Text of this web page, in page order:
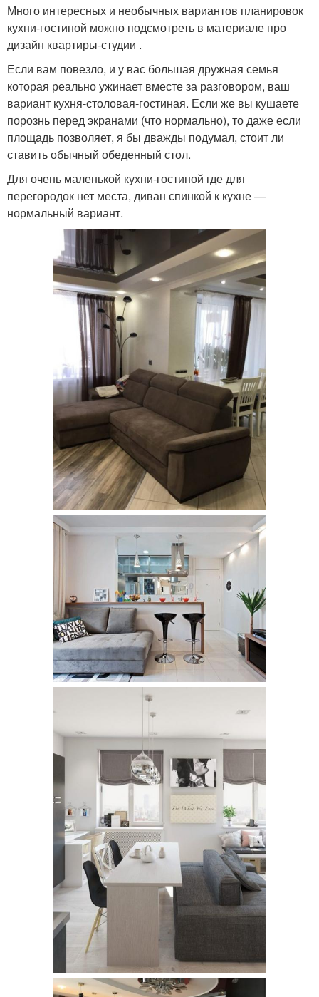
Много интересных и необычных вариантов планировок
кухни-гостиной можно подсмотреть в материале про
дизайн квартиры-студии .
Если вам повезло, и у вас большая дружная семья
которая реально ужинает вместе за разговором, ваш
вариант кухня-столовая-гостиная. Если же вы кушаете
порознь перед экранами (что нормально), то даже если
площадь позволяет, я бы дважды подумал, стоит ли
ставить обычный обеденный стол.
Для очень маленькой кухни-гостиной где для
перегородок нет места, диван спинкой к кухне —
нормальный вариант.